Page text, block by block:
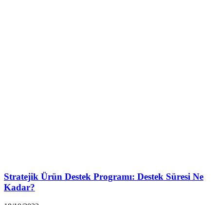
Stratejik Ürün Destek Programı: Destek Süresi Ne
Kadar?